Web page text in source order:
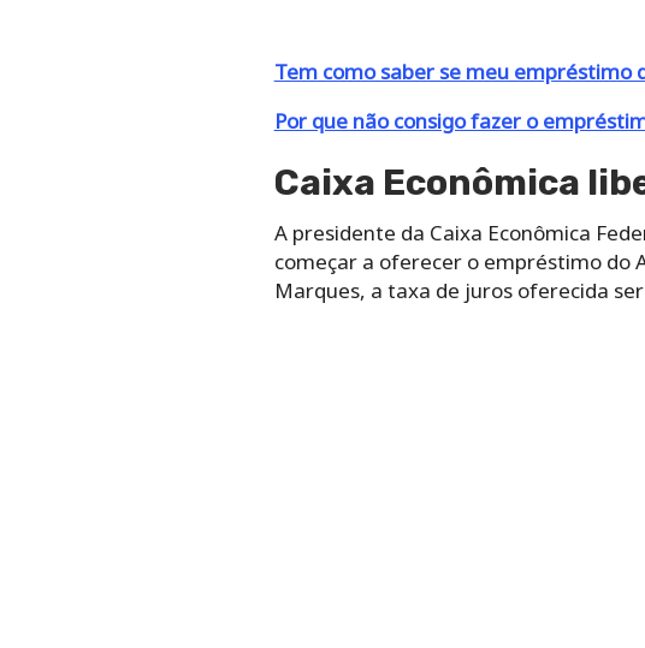
Tem como saber se meu empréstimo
Por que não consigo fazer o
Caixa Econômica
A presidente da Caixa Econômica
começar a oferecer o empréstimo do
Marques, a taxa de juros oferecida